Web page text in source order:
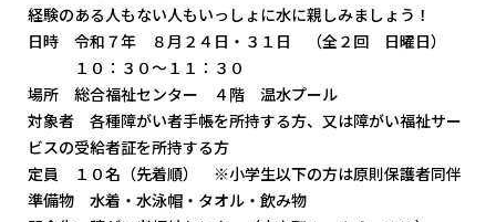
経験のある人もない人もいっしょに水に親しみましょう！
日時 令和７年 ８月２４日・３１日 （全２回 日曜日）
１０：３０～１１：３０
場所 総合福祉センター ４階 温水プール
対象者 各種障がい者手帳を所持する方、又は障がい福祉サー
ビスの受給者証を所持する方
定員 １０名（先着順） ※小学生以下の方は原則保護者同伴
準備物 水着・水泳帽・タオル・飲み物